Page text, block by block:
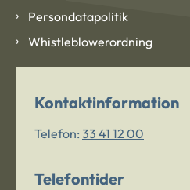
Persondatapolitik
Whistleblowerordning
Kontaktinformation
Telefon: 33 41 12 00
Telefontider